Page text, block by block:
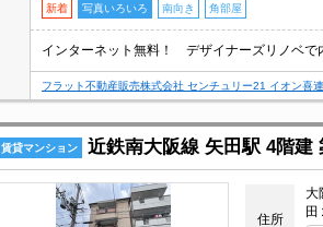
新着 写真いろいろ 南向き 角部屋
フラット不動産販売株式会社 センチュリー21 イオン喜
賃貸マンション 近鉄南大阪線 矢田駅 4階建
住所
大
田